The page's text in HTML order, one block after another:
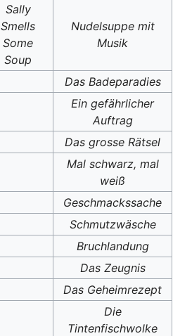
Sally
Smells
Some
Soup
Nudelsuppe mit
Musik
Das Badeparadies
Ein gefährlicher
Auftrag
Das grosse Rätsel
Mal schwarz, mal
weiß
Geschmackssache
Schmutzwäsche
Bruchlandung
Das Zeugnis
Das Geheimrezept
Die
Tintenfischwolke